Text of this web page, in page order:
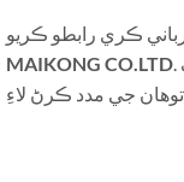
ڪري رابطو ڪريو
MAIKONG CO.LTD. اسان هتي آهيون توهان جي سڀني ملنگ